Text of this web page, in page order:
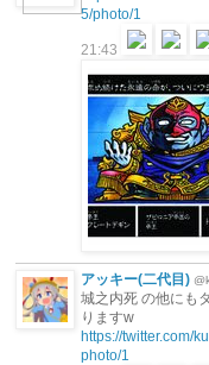
5/photo/1
21:43
アッキー(二代目)
城之内死 の他にも
りますw
https://twitter.com/
photo/1